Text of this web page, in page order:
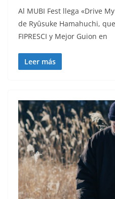
Al MUBI Fest llega «Drive
de Ryûsuke Hamahuchi,
FIPRESCI y Mejor Guion en
Leer más